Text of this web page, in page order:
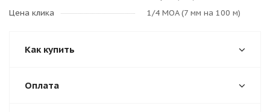
Цена клика
1/4 MOA (7 мм на 100 м)
Как купить
Оплата